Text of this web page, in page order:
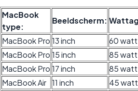
MacBook
type:
Beeldscherm:
MacBook Pro 13 inch 60 watt
MacBook Pro 15 inch 85 watt
MacBook Pro 17 inch 85 watt
MacBook Air 11 inch 45 watt